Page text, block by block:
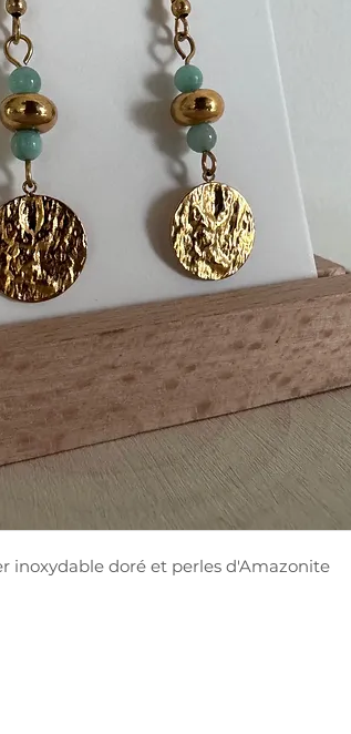
inoxydable doré et perles d'Amazonite